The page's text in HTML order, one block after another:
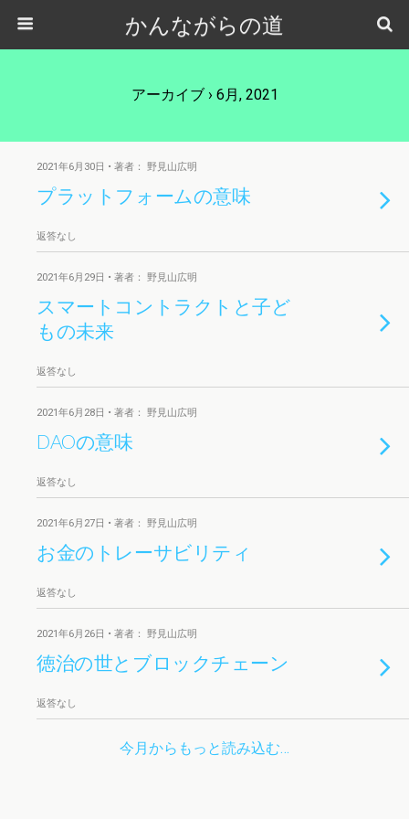
かんながらの道
アーカイブ › 6月, 2021
2021年6月30日 • 著者： 野見山広明
プラットフォームの意味
返答なし
2021年6月29日 • 著者： 野見山広明
スマートコントラクトと子ど
もの未来
返答なし
2021年6月28日 • 著者： 野見山広明
DAOの意味
返答なし
2021年6月27日 • 著者： 野見山広明
お金のトレーサビリティ
返答なし
2021年6月26日 • 著者： 野見山広明
徳治の世とブロックチェーン
返答なし
今月からもっと読み込む…